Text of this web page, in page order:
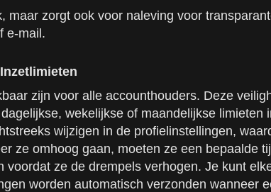
zorgt ook voor naleving voor
e-mail.
zijn voor alle accounthouders. Deze
wekelijkse of maandelijkse limieten
wijzigen in de profielinstellingen,
ze omhoog gaan, moeten ze een bepaalde
ze de drempels verhogen. Je kunt
worden automatisch verzonden wanneer